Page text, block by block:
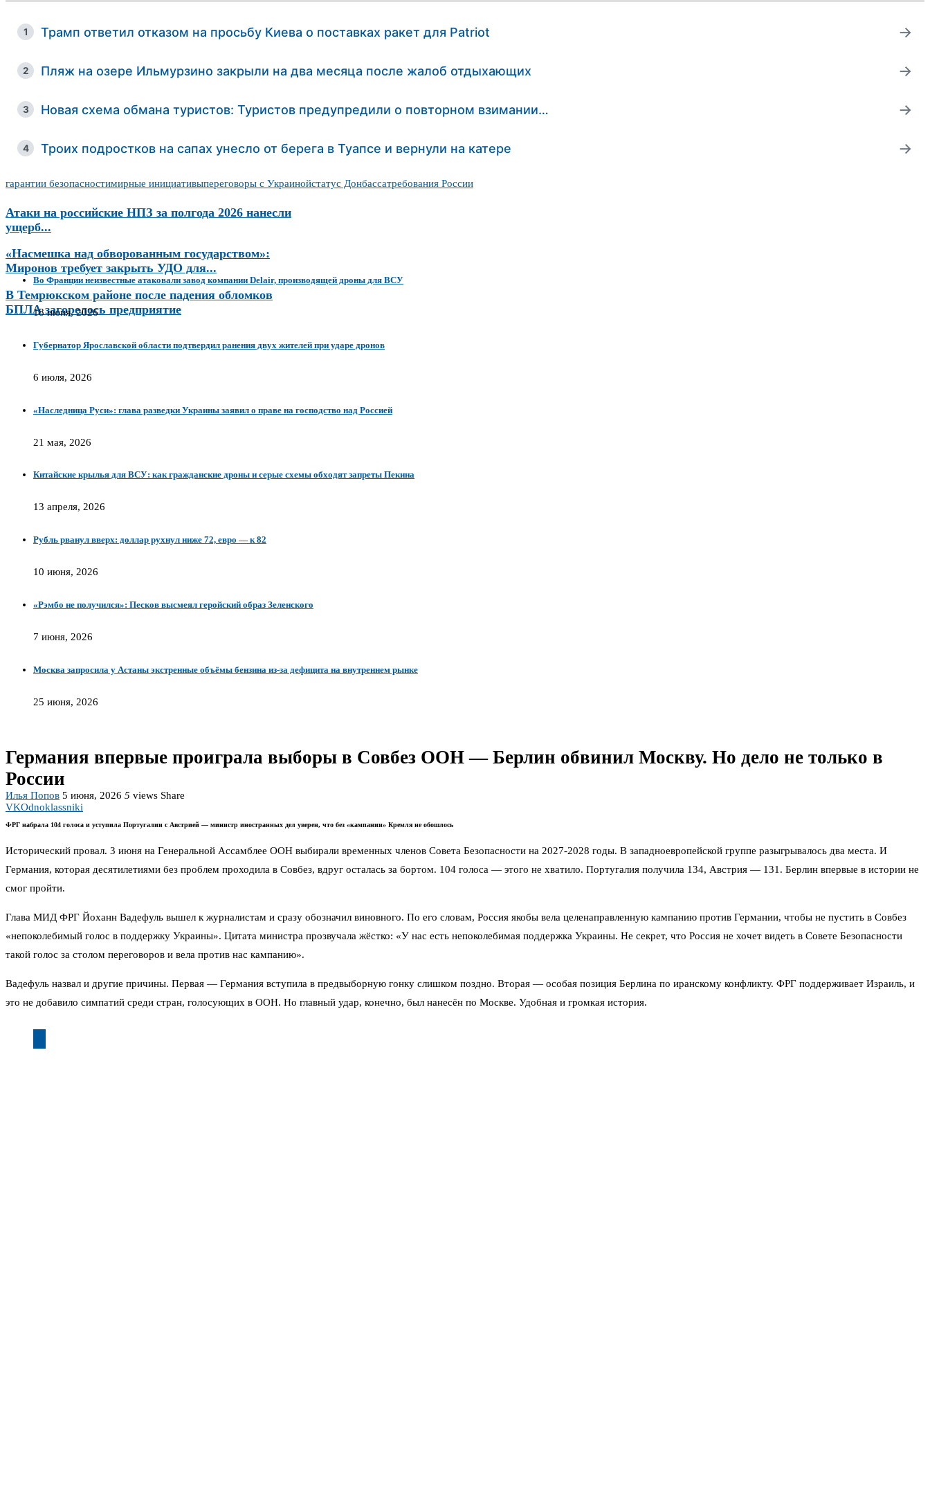
1 Трамп ответил отказом на просьбу Киева о поставках ракет для Patriot →
2 Пляж на озере Ильмурзино закрыли на два месяца после жалоб отдыхающих →
3 Новая схема обмана туристов: Туристов предупредили о повторном взимании… →
4 Троих подростков на сапах унесло от берега в Туапсе и вернули на катере →
гарантии безопасностимирные инициативыпереговоры с Украинойстатус Донбассатребования России
Атаки на российские НПЗ за полгода 2026 нанесли
ущерб...
«Насмешка над обворованным государством»:
Миронов требует закрыть УДО для...
В Темрюкском районе после падения обломков
БПЛА загорелось предприятие
Во Франции неизвестные атаковали завод компании Delair, производящей дроны для ВСУ
18 июня, 2026
Губернатор Ярославской области подтвердил ранения двух жителей при ударе дронов
6 июля, 2026
«Наследница Руси»: глава разведки Украины заявил о праве на господство над Россией
21 мая, 2026
Китайские крылья для ВСУ: как гражданские дроны и серые схемы обходят запреты Пекина
13 апреля, 2026
Рубль рванул вверх: доллар рухнул ниже 72, евро — к 82
10 июня, 2026
«Рэмбо не получился»: Песков высмеял геройский образ Зеленского
7 июня, 2026
Москва запросила у Астаны экстренные объёмы бензина из-за дефицита на внутреннем рынке
25 июня, 2026
Германия впервые проиграла выборы в Совбез ООН — Берлин обвинил Москву. Но дело не только в
России
Илья Попов 5 июня, 2026 5 views Share
VKOdnoklassniki
ФРГ набрала 104 голоса и уступила Португалии с Австрией — министр иностранных дел уверен, что без «кампании» Кремля не обошлось
Исторический провал. 3 июня на Генеральной Ассамблее ООН выбирали временных членов Совета Безопасности на 2027-2028 годы. В западноевропейской группе разыгрывалось два места. И
Германия, которая десятилетиями без проблем проходила в Совбез, вдруг осталась за бортом. 104 голоса — этого не хватило. Португалия получила 134, Австрия — 131. Берлин впервые в истории не
смог пройти.
Глава МИД ФРГ Йоханн Вадефуль вышел к журналистам и сразу обозначил виновного. По его словам, Россия якобы вела целенаправленную кампанию против Германии, чтобы не пустить в Совбез
«непоколебимый голос в поддержку Украины». Цитата министра прозвучала жёстко: «У нас есть непоколебимая поддержка Украины. Не секрет, что Россия не хочет видеть в Совете Безопасности
такой голос за столом переговоров и вела против нас кампанию».
Вадефуль назвал и другие причины. Первая — Германия вступила в предвыборную гонку слишком поздно. Вторая — особая позиция Берлина по иранскому конфликту. ФРГ поддерживает Израиль, и
это не добавило симпатий среди стран, голосующих в ООН. Но главный удар, конечно, был нанесён по Москве. Удобная и громкая история.